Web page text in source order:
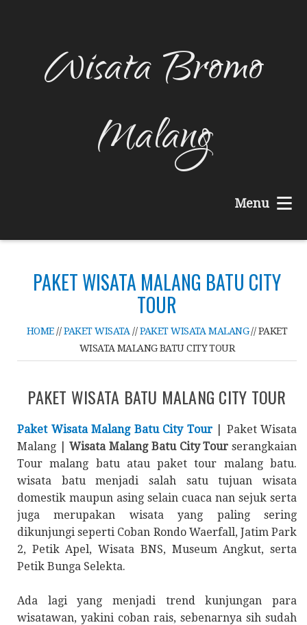
Wisata Bromo
Malang
Menu ≡
PAKET WISATA MALANG BATU CITY
TOUR
HOME//PAKET WISATA //PAKET WISATA MALANG//PAKET
WISATA MALANG BATU CITY TOUR
PAKET WISATA BATU MALANG CITY TOUR
Paket Wisata Malang Batu City Tour| Paket Wisata
Malang |Wisata Malang Batu City Tour serangkaian
Tour malang batu atau paket tour malang batu.
wisata batu menjadi salah satu tujuan wisata
domestik maupun asing selain cuaca nan sejuk serta
juga merupakan wisata yang paling sering
dikunjungi seperti Coban Rondo Waerfall, Jatim Park
2, Petik Apel, Wisata BNS, Museum Angkut, serta
Petik Bunga Selekta.
Ada lagi yang menjadi trend kunjungan para
wisatawan, yakini coban rais, sebenarnya sih sudah